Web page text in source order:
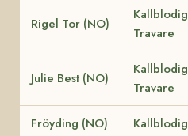
Rigel Tor (NO)
Kallblodig
Travare
Julie Best (NO)
Kallblodig
Travare
Fröyding (NO)
Kallblodig